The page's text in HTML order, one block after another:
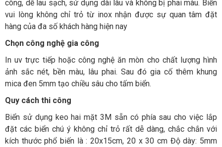
công, dễ lau sạch, sử dụng dài lâu và không bị phai màu. Biển
vui lòng không chỉ trỏ từ inox nhận được sự quan tâm đặt
hàng của đa số khách hàng hiện nay
Chọn công nghệ gia công
In uv trực tiếp hoặc công nghệ ăn mòn cho chất lượng hình
ảnh sắc nét, bền màu, lâu phai. Sau đó gia cố thêm khung
mica đen 5mm tạo chiều sâu cho tấm biển.
Quy cách thi công
Biển sử dụng keo hai mặt 3M sẵn có phía sau cho việc lắp
đặt các biển chú ý không chỉ trỏ rất dễ dàng, chắc chắn với
kích thước phổ biến là : 20x15cm, 20 x 30 cm Độ dày: 5mm